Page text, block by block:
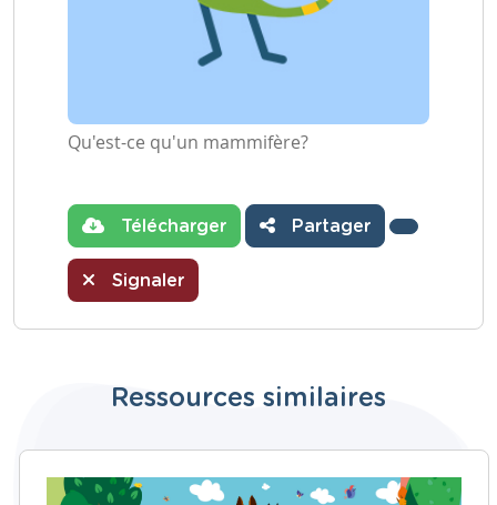
Qu'est-ce qu'un mammifère?
Télécharger Partager
Signaler
Ressources similaires